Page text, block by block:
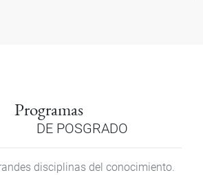
Programas
DE POSGRADO
disciplinas del conocimiento.